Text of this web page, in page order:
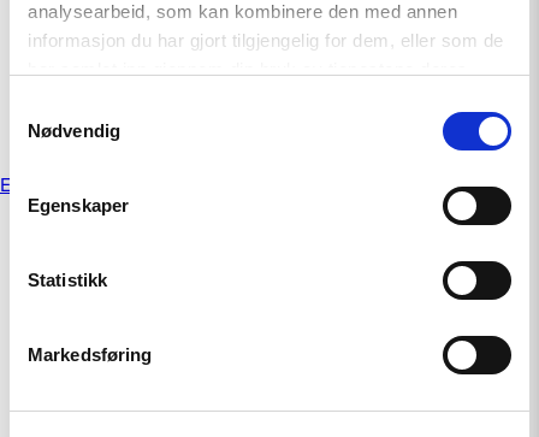
analysearbeid, som kan kombinere den med annen
informasjon du har gjort tilgjengelig for dem, eller som de
Nødvendig
Egenskaper
Statistikk
Markedsføring
mars 14, 2025
PrideHouse 2023: From person to propaganda!
juni 23, 2023
Innleggnavigasjon
Eldre innlegg